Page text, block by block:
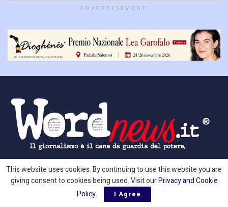
ADVERTISEMENT
Testata giornalistica indipendente e irriverente di informazione ed
inchieste. Tribunale di Roma (Aut. n. 11/2023 del 19/01/23) - ROC: 39938 -
Organo Antifascista, Antirazzista e Laico (Tutti i diritti sono Riservati) -
EDITORE: Dioghenes APS® - Ass. Antimafie e Antiusura - Cod. Fisc./P. Iva:
This website uses cookies. By continuing to use this website you are
giving consent to cookies being used. Visit ourPrivacy and Cookie
Policy. I Agree